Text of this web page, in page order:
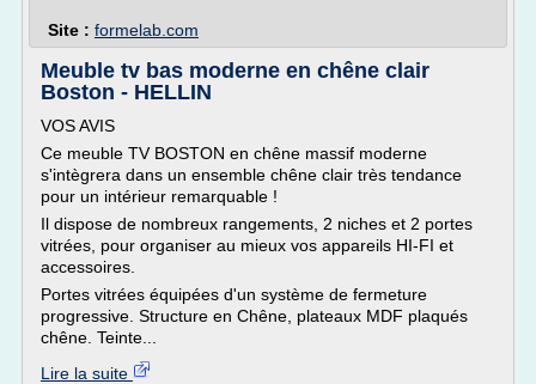
Site : formelab.com
Meuble tv bas moderne en chêne clair
Boston - HELLIN
VOS AVIS
Ce meuble TV BOSTON en chêne massif moderne
s'intègrera dans un ensemble chêne clair très tendance
pour un intérieur remarquable !
Il dispose de nombreux rangements, 2 niches et 2 portes
vitrées, pour organiser au mieux vos appareils HI-FI et
accessoires.
Portes vitrées équipées d'un système de fermeture
progressive. Structure en Chêne, plateaux MDF plaqués
chêne. Teinte...
Lire la suite